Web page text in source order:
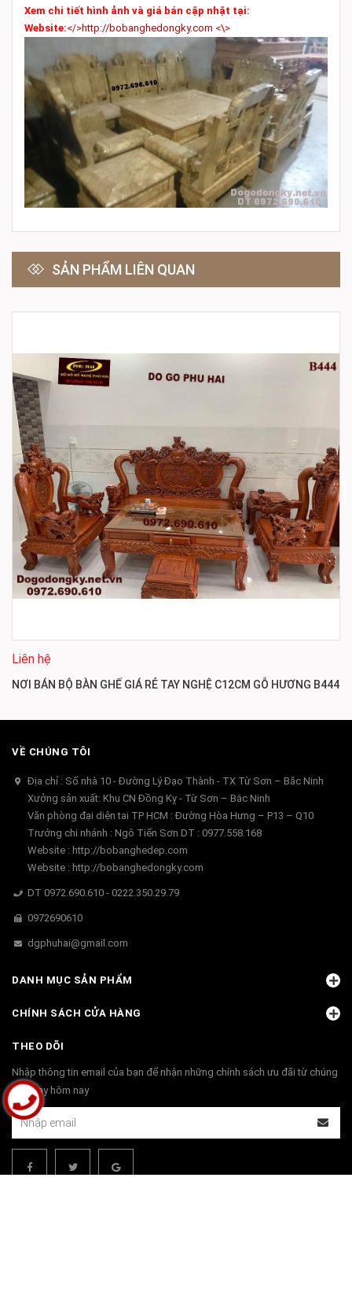
Xem chi tiết hình ảnh và giá bán cập nhật tại:
Website:</>http://bobanghedongky.com <\>
SẢN PHẨM LIÊN QUAN
Liên hệ
NƠI BÁN BỘ BÀN GHẾ GIÁ RẺ TAY NGHỆ C12CM GỖ HƯƠNG B444
VỀ CHÚNG TÔI
Địa chỉ : Số nhà 10 - Đường Lý Đạo Thành - TX Từ Sơn – Băc Ninh
Xưởng sản xuất: Khu CN Đồng Kỵ - Từ Sơn – Bắc Ninh
Văn phòng đại diện tai TP HCM : Đường Hòa Hưng – P13 – Q10
Trướng chi nhánh : Ngô Tiến Sơn DT : 0977.558.168
Website : http://bobanghedep.com
Website : http://bobanghedongky.com
DT 0972.690.610 - 0222.350.29.79
0972690610
dgphuhai@gmail.com
DANH MỤC SẢN PHẨM
CHÍNH SÁCH CỬA HÀNG
THEO DÕI
Nhập thông tin email của bạn để nhận những chính sách ưu đãi từ chúng
tôi ngay hôm nay